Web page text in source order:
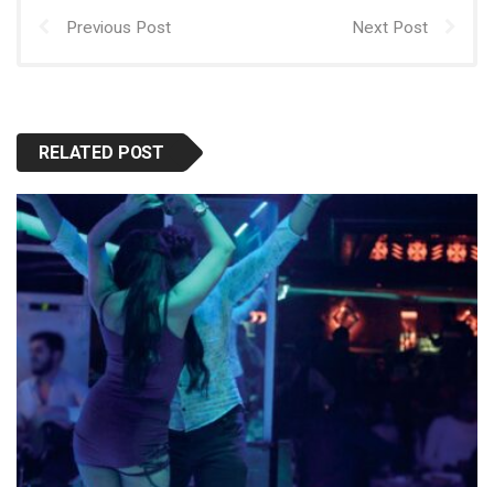
Previous Post Next Post
RELATED POST